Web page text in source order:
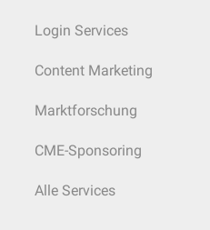
Login Services
Content Marketing
Marktforschung
CME-Sponsoring
Alle Services